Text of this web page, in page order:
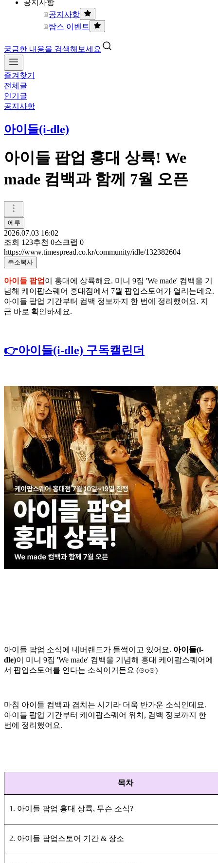
공지사항
공지사항
탐스 이벤트
궁금한 내용을 검색해보세요
즐겨찾기
전체글
인기글
공지사항
아이들(i-dle)
아이들 팝업 홍대 상륙! We
made 컴백과 함께 7월 오픈
에루
2026.07.03 16:02
조회 123추천 0스크랩 0
https://www.timespread.co.kr/community/idle/132382604
주소복사
아이들 팝업 이 홍대에 상륙해요. 미니 9집 'We made' 컴백을 기
념해 케이팝스퀘어 홍대점에서 7월 팝업스토어가 열리는데요.
아이들 팝업 기간부터 컴백 정보까지 한 번에 정리했어요. 지
금 바로 확인하세요.
👉아이들(i-dle) 구독캘린더
아이들 팝업 소식에 네버랜드가 들썩이고 있어요. 아이들(i-
dle)이 미니 9집 'We made' 컴백을 기념해 홍대 케이팝스퀘어에
서 팝업스토어를 연다는 소식이거든요 (⊙o⊙)
마침 아이들 컴백과 겹치는 시기라 더욱 반가운 소식인데요.
아이들 팝업 기간부터 케이팝스퀘어 위치, 컴백 정보까지 한
번에 정리했어요.
목차
1. 아이들 팝업 홍대 상륙, 무슨 소식?
2. 아이들 팝업스토어 기간 & 장소